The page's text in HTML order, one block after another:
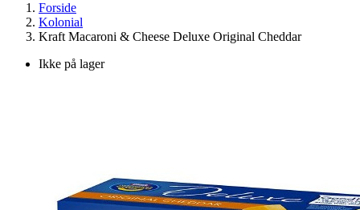
Forside
Kolonial
Kraft Macaroni & Cheese Deluxe Original Cheddar
Ikke på lager